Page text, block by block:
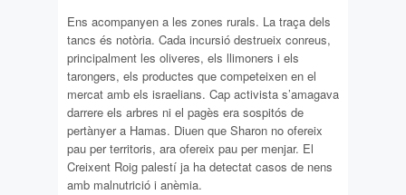
Ens acompanyen a les zones rurals. La traça dels
tancs és notòria. Cada incursió destrueix conreus,
principalment les oliveres, els llimoners i els
tarongers, els productes que competeixen en el
mercat amb els israelians. Cap activista s’amagava
darrere els arbres ni el pagès era sospitós de
pertànyer a Hamas. Diuen que Sharon no ofereix
pau per territoris, ara ofereix pau per menjar. El
Creixent Roig palestí ja ha detectat casos de nens
amb malnutrició i anèmia.